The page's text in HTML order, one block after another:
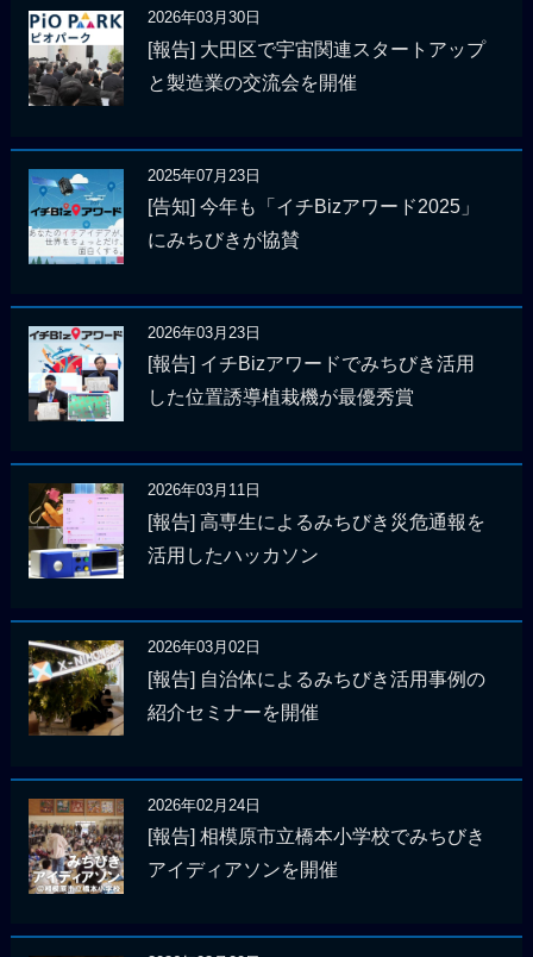
2026年03月30日
[報告] 大田区で宇宙関連スタートアップ
と製造業の交流会を開催
2025年07月23日
[告知] 今年も「イチBizアワード2025」
にみちびきが協賛
2026年03月23日
[報告] イチBizアワードでみちびき活用
した位置誘導植栽機が最優秀賞
2026年03月11日
[報告] 高専生によるみちびき災危通報を
活用したハッカソン
2026年03月02日
[報告] 自治体によるみちびき活用事例の
紹介セミナーを開催
2026年02月24日
[報告] 相模原市立橋本小学校でみちびき
アイディアソンを開催